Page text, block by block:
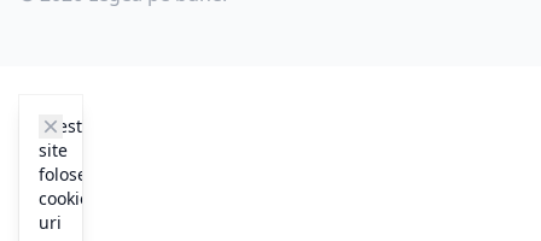
Acest
site
folosește
cookie-
uri
cookie_notice.clos3